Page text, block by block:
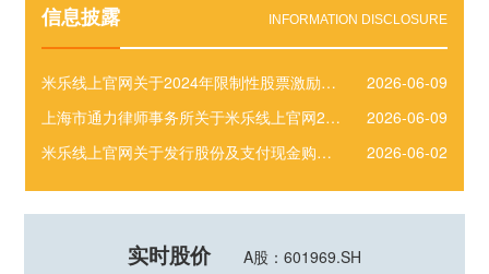
信息披露 INFORMATION DISCLOSURE
2026-06-09
米乐线上官网关于2024年限制性股票激励计划部分限制性股票回购注销实施公告
2026-06-09
上海市通力律师事务所关于米乐线上官网2024年限制性股票激励计划部分限制性股票回购注销实施的法律意见书
2026-06-02
米乐线上官网关于发行股份及支付现金购买资产并募集配套资金暨关联交易报告书（申报稿）修订说明的公告
实时股价
A股：601969.SH